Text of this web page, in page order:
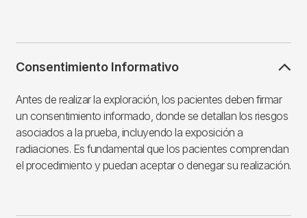
Consentimiento Informativo
Antes de realizar la exploración, los pacientes deben firmar
un consentimiento informado, donde se detallan los riesgos
asociados a la prueba, incluyendo la exposición a
radiaciones. Es fundamental que los pacientes comprendan
el procedimiento y puedan aceptar o denegar su realización.